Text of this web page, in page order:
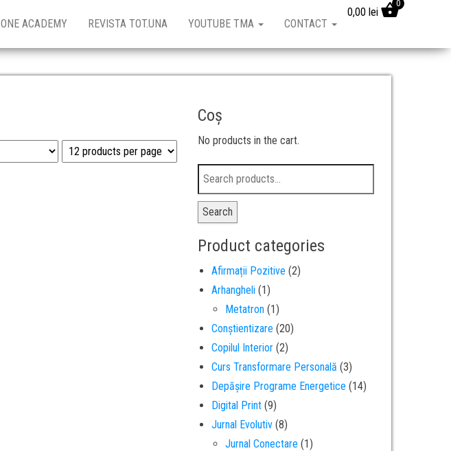
ONE ACADEMY REVISTA TOT.UNA YOUTUBE TMA CONTACT
0,00 lei
0
Coș
No products in the cart.
Search
Product categories
Afirmații Pozitive (2)
Arhangheli (1)
Metatron (1)
Conștientizare (20)
Copilul Interior (2)
Curs Transformare Personală (3)
Depășire Programe Energetice (14)
Digital Print (9)
Jurnal Evolutiv (8)
Jurnal Conectare (1)